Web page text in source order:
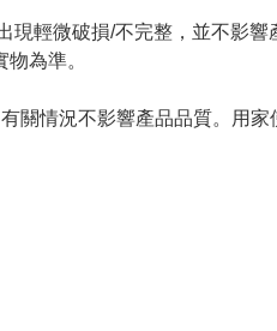
輕微破損/不完整，並不影響
為準。
關情況不影響產品品質。用家